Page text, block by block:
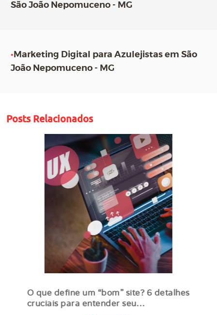
São João Nepomuceno - MG
• Marketing Digital para Azulejistas em São
João Nepomuceno - MG
Posts Relacionados
O que define um “bom” site? 6 detalhes
cruciais para entender seu